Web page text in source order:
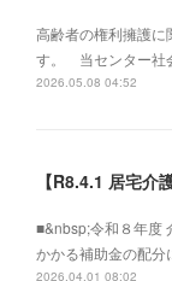
高齢者の権利擁護に
す。 当センター社
2026.05.08 04:52
■&nbsp;令和８年度
かかる補助金の配分
2026.04.01 08:02